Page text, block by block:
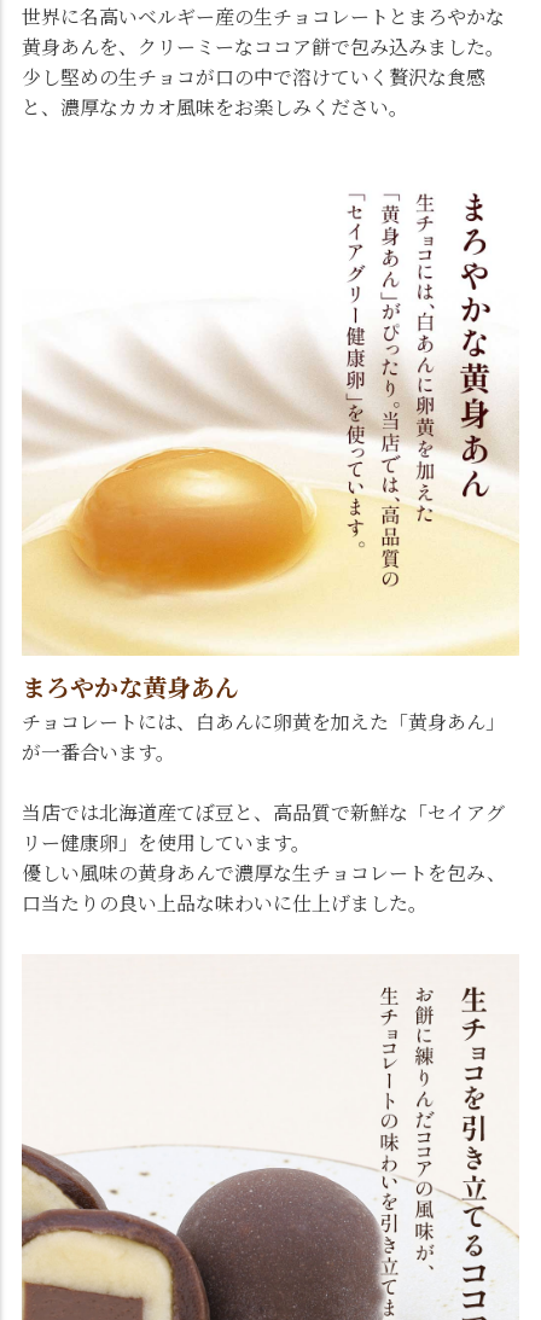
世界に名高いベルギー産の生チョコレートとまろやかな
黄身あんを、クリーミーなココア餅で包み込みました。
少し堅めの生チョコが口の中で溶けていく贅沢な食感
と、濃厚なカカオ風味をお楽しみください。
まろやかな黄身あん
チョコレートには、白あんに卵黄を加えた「黄身あん」
が一番合います。
当店では北海道産てぼ豆と、高品質で新鮮な「セイアグ
リー健康卵」を使用しています。
優しい風味の黄身あんで濃厚な生チョコレートを包み、
口当たりの良い上品な味わいに仕上げました。